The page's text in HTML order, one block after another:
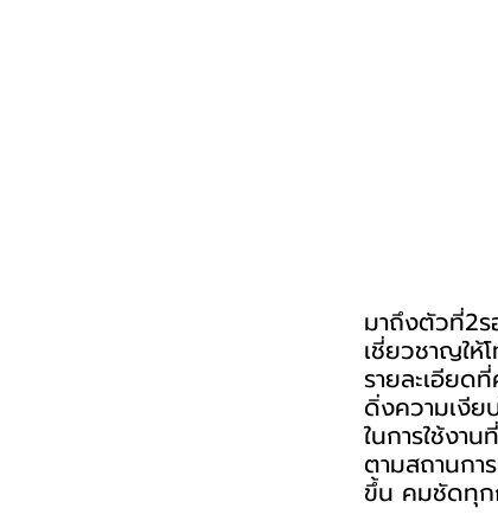
มาถึงตัวที่2
เชี่ยวชาญให้
รายละเอีย
ดิ่งความเงี
ในการใช้งา
ตามสถานก
ขึ้น คมชัดทุก